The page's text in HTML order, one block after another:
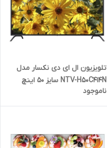
تلویزیون ال ای دی نکسار مدل
NTV-H50C414N سایز 50 اینچ
ناموجود